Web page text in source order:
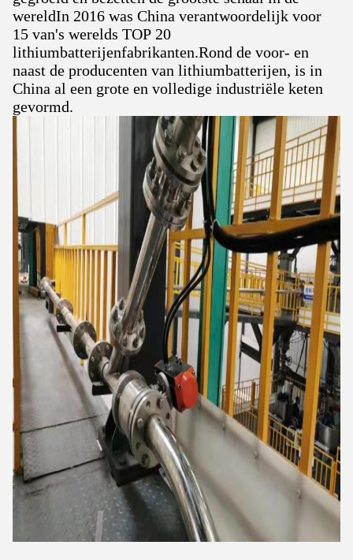
wereldIn 2016 was China verantwoordelijk voor
15 van's werelds TOP 20
lithiumbatterijenfabrikanten.Rond de voor- en
naast de producenten van lithiumbatterijen, is in
China al een grote en volledige industriële keten
gevormd.